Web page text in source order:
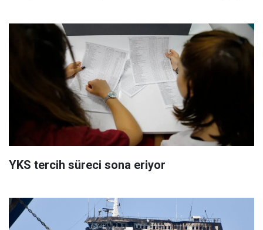
YKS tercih süreci sona eriyor